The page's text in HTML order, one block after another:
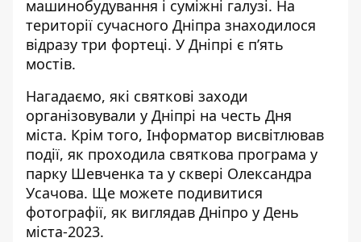
машинобудування і суміжні галузі. На
території сучасного Дніпра знаходилося
відразу три фортеці. У Дніпрі є п’ять
мостів.
Нагадаємо, які святкові заходи
організовували у Дніпрі на честь Дня
міста. Крім того, Інформатор висвітлював
події, як проходила святкова програма у
парку Шевченка та у сквері Олександра
Усачова. Ще можете подивитися
фотографії, як виглядав Дніпро у День
міста-2023.